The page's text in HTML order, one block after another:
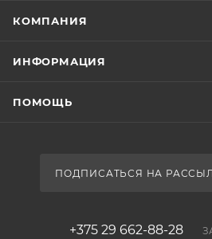
КОМПАНИЯ
ИНФОРМАЦИЯ
ПОМОЩЬ
ПОДПИСАТЬСЯ НА
+375 29 662-88-28